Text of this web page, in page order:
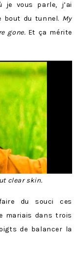
je vous parle, j’ai
bout du tunnel. My
gone. Et ça mérite
clear skin.
du souci ces
mariais dans trois
de balancer la